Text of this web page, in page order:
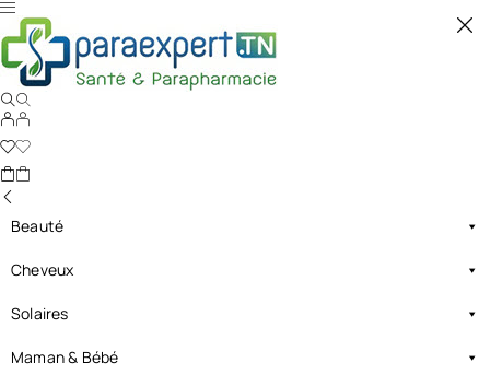
Beauté
Cheveux
Solaires
Maman & Bébé